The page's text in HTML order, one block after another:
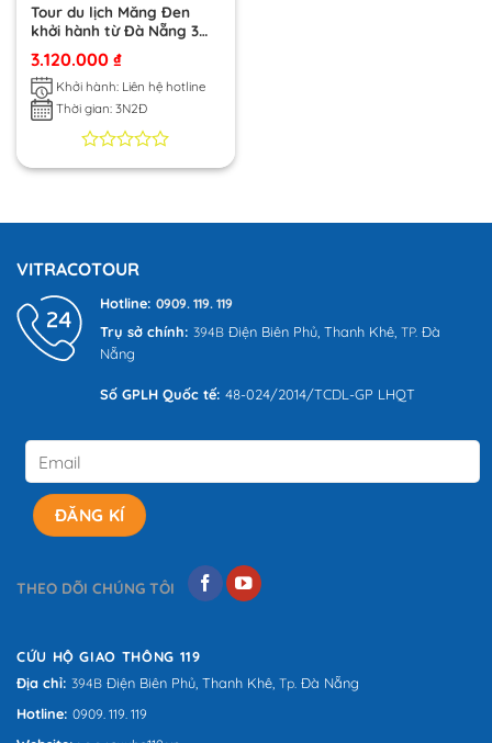
Tour du lịch Măng Đen
khởi hành từ Đà Nẵng 3
ngày 2 đêm trọn gói giá
tốt
3.120.000₫
Khởi hành: Liên hệ hotline
Thời gian: 3N2Đ
0
0
giá
VITRACOTOUR
Hotline: 0909. 119. 119
Trụ sở chính: 394B Điện Biên Phủ, Thanh Khê, TP. Đà
Nẵng
Số GPLH Quốc tế: 48-024/2014/TCDL-GP LHQT
THEO DÕI CHÚNG TÔI
CỨU HỘ GIAO THÔNG 119
Địa chỉ: 394B Điện Biên Phủ, Thanh Khê, Tp. Đà Nẵng
Hotline: 0909. 119. 119